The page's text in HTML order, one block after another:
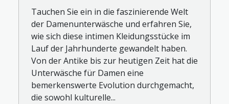
Tauchen Sie ein in die faszinierende Welt
der Damenunterwäsche und erfahren Sie,
wie sich diese intimen Kleidungsstücke im
Lauf der Jahrhunderte gewandelt haben.
Von der Antike bis zur heutigen Zeit hat die
Unterwäsche für Damen eine
bemerkenswerte Evolution durchgemacht,
die sowohl kulturelle...